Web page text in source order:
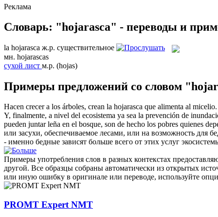
Реклама
Словарь: "hojarasca" - переводы и
la hojarasca ж.р. существительное
мн. hojarascas
сухой лист м.р. (hojas)
Примеры предложений со словом
Hacen crecer a los árboles, crean la hojarasca que alimenta al micelio.
Y, finalmente, a nivel del ecosistema ya sea la prevención de
pueden juntar leña en el bosque, son de hecho los pobres quienes
или засухи, обеспечиваемое лесами, или на возможность для
- именно бедные зависят больше всего от этих услуг
Примеры употребления слов в разных контекстах
другой. Все образцы собраны автоматически из открытых
или иную ошибку в оригинале или переводе, используйте
PROMT Expert NMT